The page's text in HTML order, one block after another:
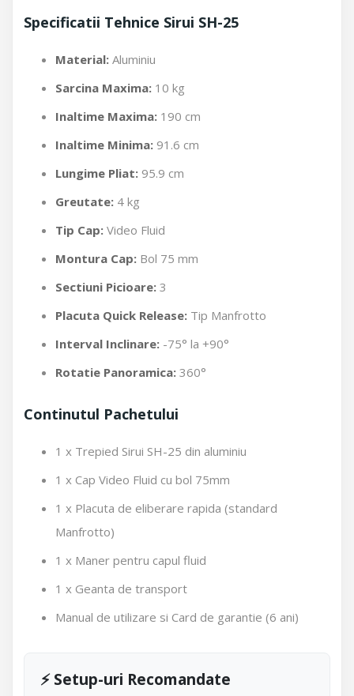
Specificatii Tehnice Sirui SH-25
Material: Aluminiu
Sarcina Maxima: 10 kg
Inaltime Maxima: 190 cm
Inaltime Minima: 91.6 cm
Lungime Pliat: 95.9 cm
Greutate: 4 kg
Tip Cap: Video Fluid
Montura Cap: Bol 75 mm
Sectiuni Picioare: 3
Placuta Quick Release: Tip Manfrotto
Interval Inclinare: -75° la +90°
Rotatie Panoramica: 360°
Continutul Pachetului
1 x Trepied Sirui SH-25 din aluminiu
1 x Cap Video Fluid cu bol 75mm
1 x Placuta de eliberare rapida (standard
Manfrotto)
1 x Maner pentru capul fluid
1 x Geanta de transport
Manual de utilizare si Card de garantie (6 ani)
⚡ Setup-uri Recomandate